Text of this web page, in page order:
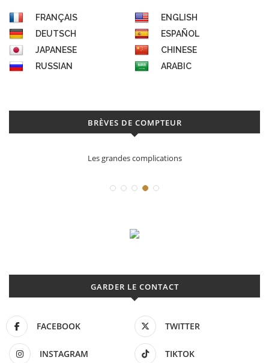
FRANÇAIS
ENGLISH
DEUTSCH
ESPAÑOL
JAPANESE
CHINESE
RUSSIAN
ARABIC
BRÈVES DE COMPTEUR
Les grandes complications
GARDER LE CONTACT
FACEBOOK TWITTER
INSTAGRAM TIKTOK